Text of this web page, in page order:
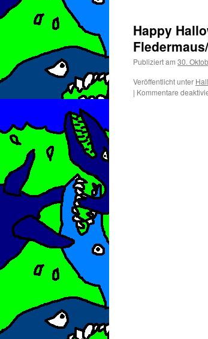
Happy
Publiziert am 30.
Veröffentlicht unter
| Kommentare